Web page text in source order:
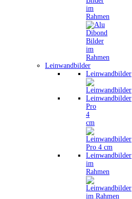
im
Rahmen
Leinwandbilder
Leinwandbilder
Leinwandbilder
Pro
4
cm
Leinwandbilder
im
Rahmen